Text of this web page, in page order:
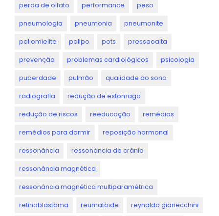
perda de olfato performance peso
pneumologia pneumonia pneumonite
poliomielite polipo pots pressaoalta
prevenção problemas cardiológicos psicologia
puberdade pulmão qualidade do sono
radiografia redução de estomago
redução de riscos reeducação remédios
remédios para dormir reposição hormonal
ressonância ressonância de crânio
ressonância magnética
ressonância magnética multiparamétrica
retinoblastoma reumatoide reynaldo gianecchini